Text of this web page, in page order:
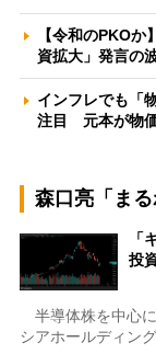
【令和のPKO
資拡大」発言
インフレでも「
注目 元本が物
森口亮「まる
「
投
半導体株を中心
シアホールディン